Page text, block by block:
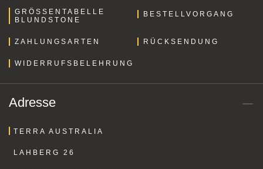
GRÖSSENTABELLE B
LUNDSTONE
BESTELLVORGANG
ZAHLUNGSARTEN RÜCKSENDUNG
WIDERRUFSBELEHRUNG
Adresse
TERRA AUSTRALIA
LAHBERG 26